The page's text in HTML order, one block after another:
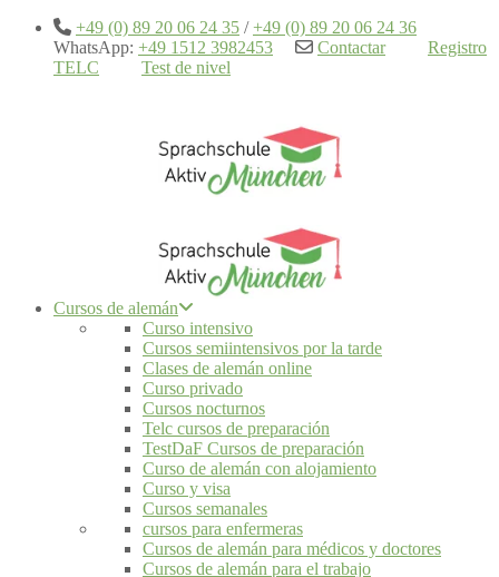
+49 (0) 89 20 06 24 35 /+49 (0) 89 20 06 24 36
WhatsApp: +49 1512 3982453 Contactar
Registro
TELC
Test de nivel
Cursos de alemán
Curso intensivo
Cursos semiintensivos por la tarde
Clases de alemán online
Curso privado
Cursos nocturnos
Telc cursos de preparación
TestDaF Cursos de preparación
Curso de alemán con alojamiento
Curso y visa
Cursos semanales
cursos para enfermeras
Cursos de alemán para médicos y doctores
Cursos de alemán para el trabajo